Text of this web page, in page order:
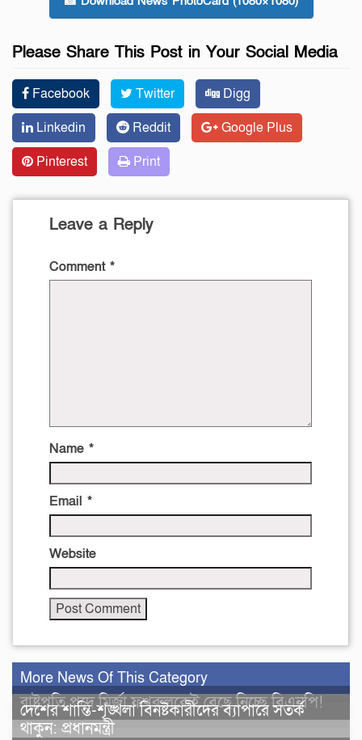
Please Share This Post in Your Social Media
Facebook Twitter
Digg
Linkedin
Reddit
Google Plus
Pinterest
Print
Leave a Reply
Comment *
Name *
Email *
Website
More News Of This Category
রাষ্ট্রপতি পদে মির্জা ফখরুলকেই বেছে নিচ্ছে বিএনপি!
দেশের শান্তি-শৃঙ্খলা বিনষ্টকারীদের ব্যাপারে সতর্ক
থাকুন: প্রধানমন্ত্রী